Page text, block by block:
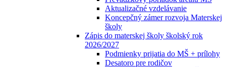
Aktualizačné vzdelávanie
Koncepčný zámer rozvoja Materskej
školy
Zápis do materskej školy školský rok
2026/2027
Podmienky prijatia do MŠ + prílohy
Desatoro pre rodičov